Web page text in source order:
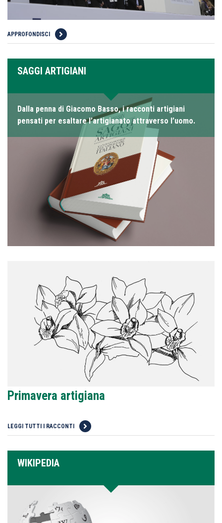
APPROFONDISCI
SAGGI ARTIGIANI
Dalla penna di Giacomo Basso, i racconti artigiani
pensati per esaltare l’artigianato attraverso l’uomo.
Primavera artigiana
LEGGI TUTTI I RACCONTI
WIKIPEDIA